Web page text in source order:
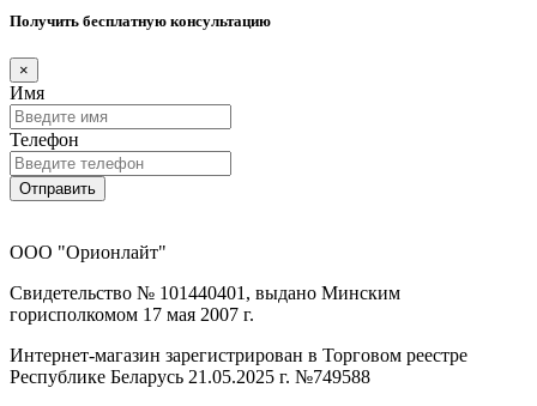
Получить бесплатную консультацию
×
Имя
Телефон
Отправить
ООО "Орионлайт"
Свидетельство № 101440401, выдано Минским
горисполкомом 17 мая 2007 г.
Интернет-магазин зарегистрирован в Торговом реестре
Республике Беларусь 21.05.2025 г. №749588